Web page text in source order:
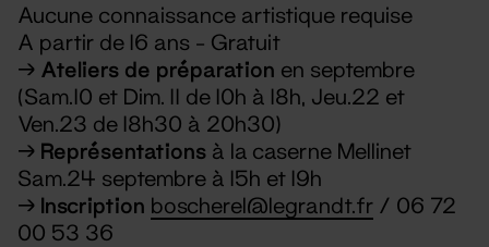
Aucune connaissance artistique requise
A partir de 16 ans – Gratuit
→ Ateliers de préparation en septembre
(Sam.10 et Dim. 11 de 10h à 18h, Jeu.22 et
Ven.23 de 18h30 à 20h30)
→ Représentations à la caserne Mellinet
Sam.24 septembre à 15h et 19h
→ Inscription boscherel@legrandt.fr / 06 72
00 53 36